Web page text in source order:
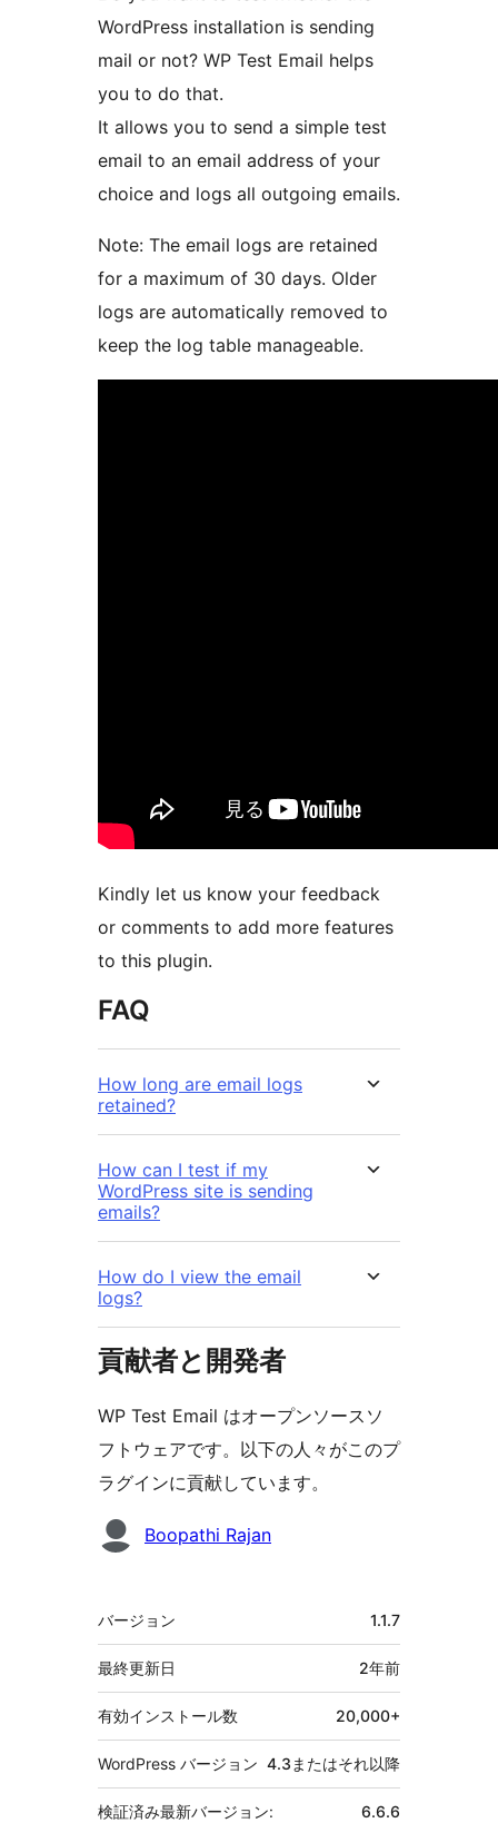
WordPress installation is sending
mail or not? WP Test Email helps
you to do that.
It allows you to send a simple test
email to an email address of your
choice and logs all outgoing emails.
Note: The email logs are retained
for a maximum of 30 days. Older
logs are automatically removed to
keep the log table manageable.
Kindly let us know your feedback
or comments to add more features
to this plugin.
FAQ
How long are email logs
retained?
How can I test if my
WordPress site is sending
emails?
How do I view the email
logs?
貢献者と開発者
WP Test Email はオープンソースソ
フトウェアです。以下の人々がこのプ
ラグインに貢献しています。
貢
Boopathi Rajan
メ
タ
バージョン 1.1.7
最終更新日 2年前
有効インストール数 20,000+
WordPress バージョン 4.3またはそれ以降
検証済み最新バージョン: 6.6.6